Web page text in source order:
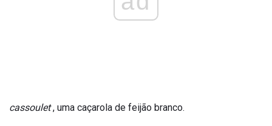
cassoulet, uma caçarola de feijão branco.